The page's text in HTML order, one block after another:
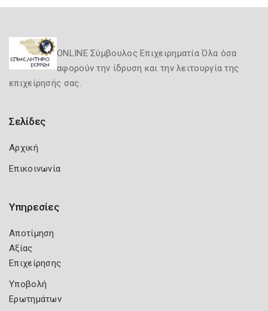
ONLINE Σύμβουλος Επιχειρηματία Όλα όσα
αφορούν την ίδρυση και την λειτουργία της
επιχείρησής σας.
Σελίδες
Αρχική
Επικοινωνία
Υπηρεσίες
Αποτίμηση
Αξίας
Επιχείρησης
Υποβολή
Ερωτημάτων